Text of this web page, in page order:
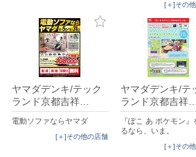
[＋]その
ヤマダデンキ/テック
ランド京都吉祥…
電動ソファならヤマダ
[＋]その他の店舗
ヤマダデンキ/テ
ランド京都吉祥
『ぽこ あ ポケモン』
るなら、いま。
[＋]その